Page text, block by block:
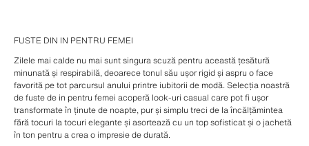
FUSTE DIN IN PENTRU FEMEI
Zilele mai calde nu mai sunt singura scuză pentru această țesătură
minunată și respirabilă, deoarece tonul său ușor rigid și aspru o face
favorită pe tot parcursul anului printre iubitorii de modă. Selecția noastră
de fuste de in pentru femei acoperă look-uri casual care pot fi ușor
transformate în ținute de noapte, pur și simplu treci de la încălțămintea
fără tocuri la tocuri elegante și asortează cu un top sofisticat și o jachetă
în ton pentru a crea o impresie de durată.